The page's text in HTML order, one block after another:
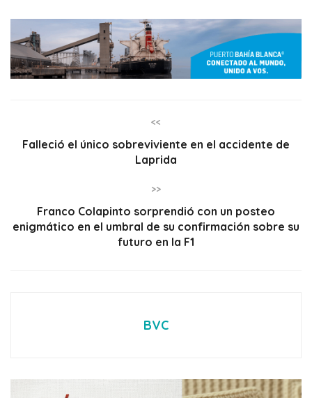
<<
Falleció el único sobreviviente en el accidente de
Laprida
>>
Franco Colapinto sorprendió con un posteo
enigmático en el umbral de su confirmación sobre su
futuro en la F1
BVC